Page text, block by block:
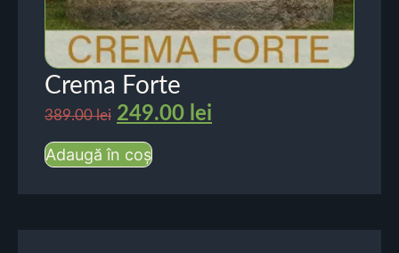
Crema Forte
389.00lei 249.00 lei
Adaugă în coș